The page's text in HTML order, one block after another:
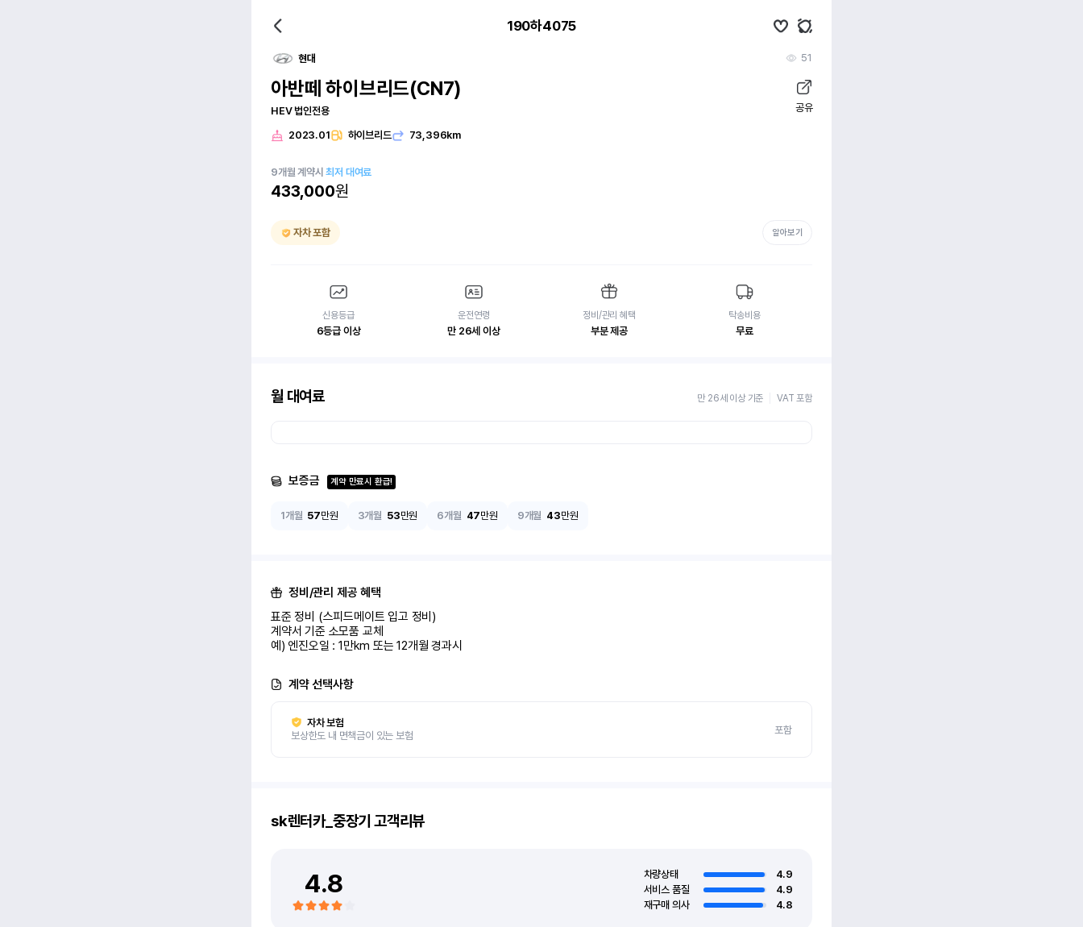
190하4075
현대 51
아반떼 하이브리드(CN7)
HEV 법인전용 공유
2023.01 하이브리드 73,396km
9개월 계약시최저 대여료
433,000원
자차 포함 알아보기
신용등급
6등급 이상
운전연령
만 26세 이상
정비/관리 혜택
부분 제공
탁송비용
무료
월 대여료 만 26세 이상 기준 VAT 포함
보증금 계약 만료시 환급!
1개월 57만원 3개월 53만원 6개월 47만원 9개월 43만원
정비/관리 제공 혜택
표준 정비 (스피드메이트 입고 정비)
계약서 기준 소모품 교체
예) 엔진오일 : 1만km 또는 12개월 경과시
계약 선택사항
자차 보험
보상한도 내 면책금이 있는 보험
포함
sk렌터카_중장기 고객리뷰
4.8 차량상태
4.9
서비스 품질
4.9
재구매 의사
4.8